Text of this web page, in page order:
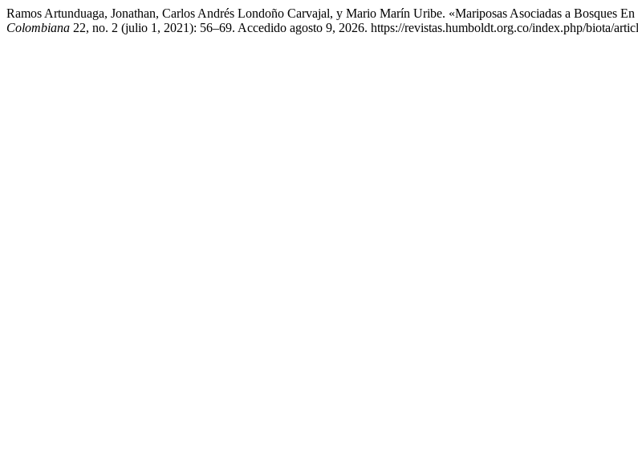
Ramos Artunduaga, Jonathan, Carlos Andrés Londoño Carvajal, y Mario Marín Uribe. «Mariposas Asociadas a Bosques
Colombiana 22, no. 2 (julio 1, 2021): 56–69. Accedido agosto 9, 2026. https://revistas.humboldt.org.co/index.php/biota/